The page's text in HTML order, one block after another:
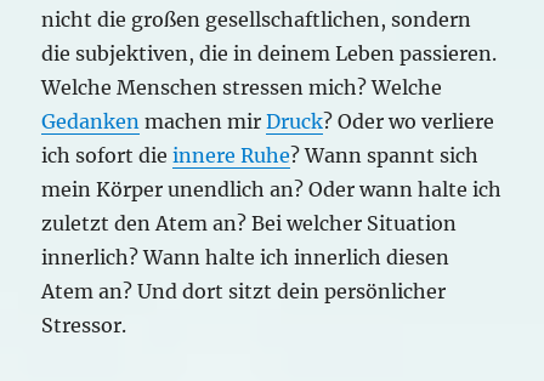
nicht die großen gesellschaftlichen, sondern
die subjektiven, die in deinem Leben passieren.
Welche Menschen stressen mich? Welche
Gedanken machen mirDruck? Oder wo verliere
ich sofort dieinnere Ruhe? Wann spannt sich
mein Körper unendlich an? Oder wann halte ich
zuletzt den Atem an? Bei welcher Situation
innerlich? Wann halte ich innerlich diesen
Atem an? Und dort sitzt dein persönlicher
Stressor.